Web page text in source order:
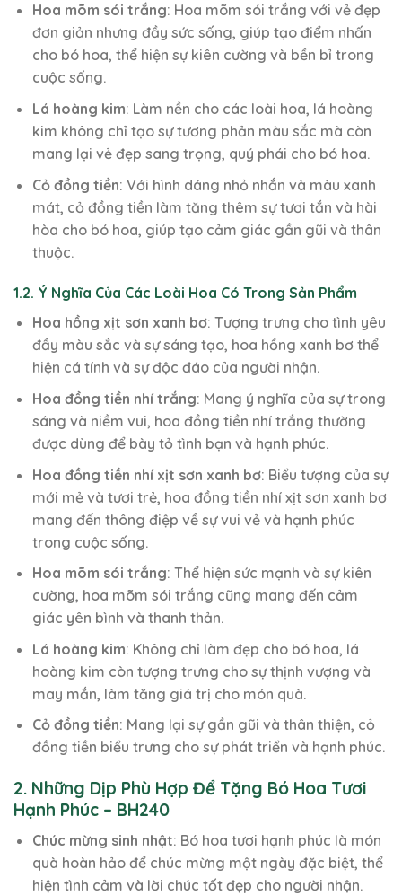
Hoa mõm sói trắng: Hoa mõm sói trắng với vẻ đẹp
đơn giản nhưng đầy sức sống, giúp tạo điểm nhấn
cho bó hoa, thể hiện sự kiên cường và bền bỉ trong
cuộc sống.
Lá hoàng kim: Làm nền cho các loài hoa, lá hoàng
kim không chỉ tạo sự tương phản màu sắc mà còn
mang lại vẻ đẹp sang trọng, quý phái cho bó hoa.
Cỏ đồng tiền: Với hình dáng nhỏ nhắn và màu xanh
mát, cỏ đồng tiền làm tăng thêm sự tươi tắn và hài
hòa cho bó hoa, giúp tạo cảm giác gần gũi và thân
thuộc.
1.2. Ý Nghĩa Của Các Loài Hoa Có Trong Sản Phẩm
Hoa hồng xịt sơn xanh bơ: Tượng trưng cho tình yêu
đầy màu sắc và sự sáng tạo, hoa hồng xanh bơ thể
hiện cá tính và sự độc đáo của người nhận.
Hoa đồng tiền nhí trắng: Mang ý nghĩa của sự trong
sáng và niềm vui, hoa đồng tiền nhí trắng thường
được dùng để bày tỏ tình bạn và hạnh phúc.
Hoa đồng tiền nhí xịt sơn xanh bơ: Biểu tượng của sự
mới mẻ và tươi trẻ, hoa đồng tiền nhí xịt sơn xanh bơ
mang đến thông điệp về sự vui vẻ và hạnh phúc
trong cuộc sống.
Hoa mõm sói trắng: Thể hiện sức mạnh và sự kiên
cường, hoa mõm sói trắng cũng mang đến cảm
giác yên bình và thanh thản.
Lá hoàng kim: Không chỉ làm đẹp cho bó hoa, lá
hoàng kim còn tượng trưng cho sự thịnh vượng và
may mắn, làm tăng giá trị cho món quà.
Cỏ đồng tiền: Mang lại sự gần gũi và thân thiện, cỏ
đồng tiền biểu trưng cho sự phát triển và hạnh phúc.
2. Những Dịp Phù Hợp Để Tặng Bó Hoa Tươi
Hạnh Phúc – BH240
Chúc mừng sinh nhật: Bó hoa tươi hạnh phúc là món
quà hoàn hảo để chúc mừng một ngày đặc biệt, thể
hiện tình cảm và lời chúc tốt đẹp cho người nhận.